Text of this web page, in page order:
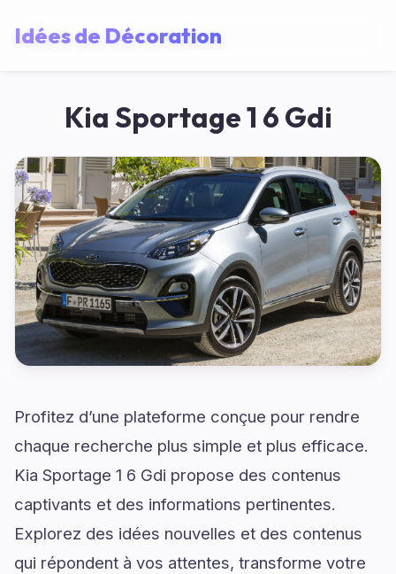
Idées de Décoration
Kia Sportage 1 6 Gdi
Profitez d’une plateforme conçue pour rendre
chaque recherche plus simple et plus efficace.
Kia Sportage 1 6 Gdi propose des contenus
captivants et des informations pertinentes.
Explorez des idées nouvelles et des contenus
qui répondent à vos attentes, transforme votre